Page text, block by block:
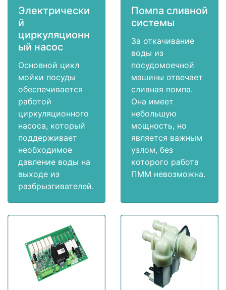
Электрически
й
циркуляционн
ый насос
Основной цикл
мойки посуды
обеспечивается
работой
циркуляционного
насоса, который
поддерживает
необходимое
давление воды на
выходе из
разбрызгивателей.
Помпа сливной
системы
За откачивание
воды из
посудомоечной
машины отвечает
сливная помпа.
Она имеет
небольшую
мощность, но
является важным
узлом, без
которого работа
ПММ невозможна.